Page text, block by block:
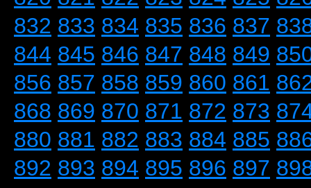
832 833 834 835 836 837
844 845 846 847 848 849
856 857 858 859 860 861
868 869 870 871 872 873
880 881 882 883 884 885
892 893 894 895 896 897